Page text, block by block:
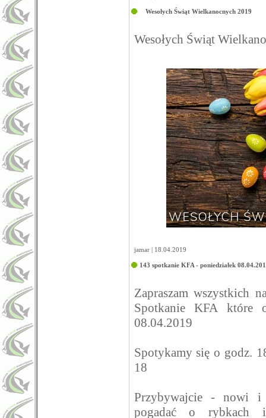
Wesołych Świąt Wielkanocnych 2019
Wesołych Świąt
jamar | 18.04.2019
143 spotkanie KFA - poniedziałek
Zapraszam wszystkich
Spotkanie KFA które
08.04.2019
Spotykamy się o godz.
18
Przybywajcie - nowi i
pogadać o rybkach